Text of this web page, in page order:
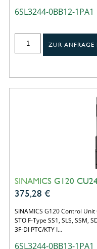
6SL3244-0BB12-1PA1
ZUR
SINAMICS G120
375,28 €
SINAMICS G120 Control
STO F-Type SS1, SLS, SSM,
3F-DI PTC/KTY I…
6SL3244-0BB13-1PA1